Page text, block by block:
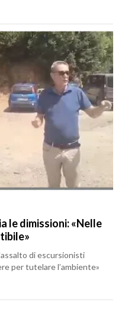
le dimissioni: «Nelle
di escursionisti
per tutelare l’ambiente»